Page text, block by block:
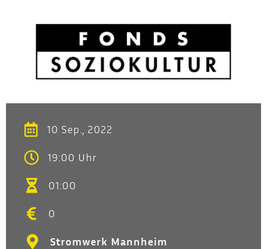
10 Sep., 2022
19:00 Uhr
01:00
0
Stromwerk Mannheim